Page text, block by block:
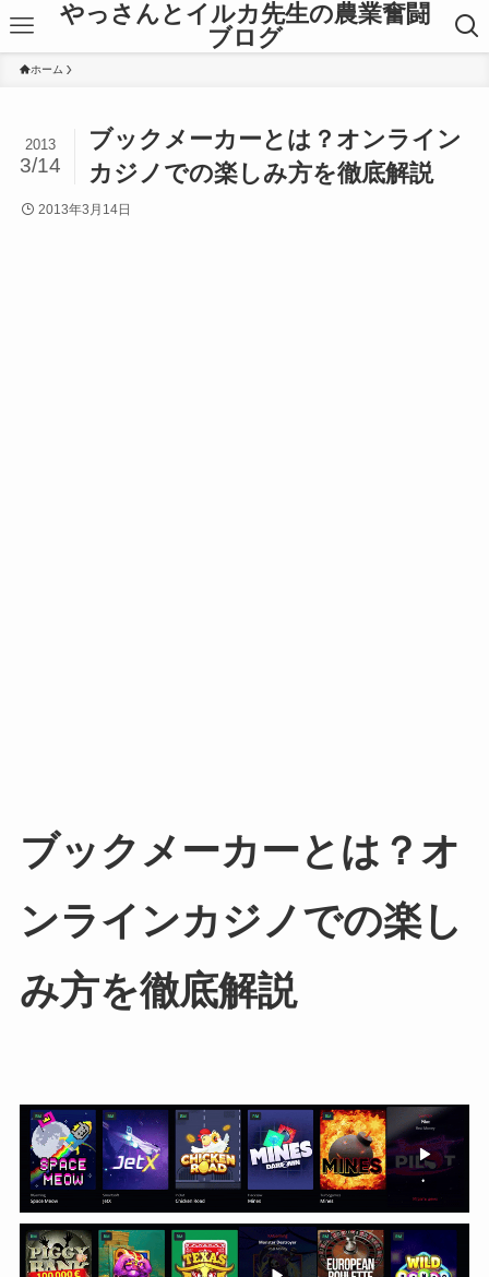
やっさんとイルカ先生の農業奮闘
ブログ
ホーム
ブックメーカーとは？オンライン
カジノでの楽しみ方を徹底解説
2013
3/14
2013年3月14日
ブックメーカーとは？オ
ンラインカジノでの楽し
み方を徹底解説